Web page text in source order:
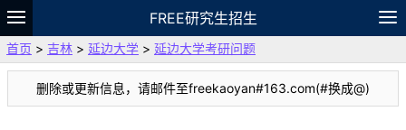
FREE研究生招生
题库
故事 专题 APP 笔记
VIP
资料
首页 > 吉林 > 延边大学 > 延边大学考研问题
删除或更新信息，请邮件至freekaoyan#163.com(#换成@)